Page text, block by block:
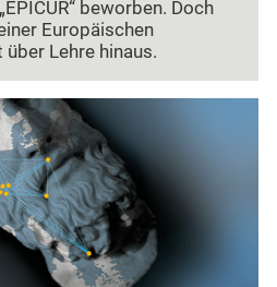
beworben. Doch
Europäischen
Lehre hinaus.